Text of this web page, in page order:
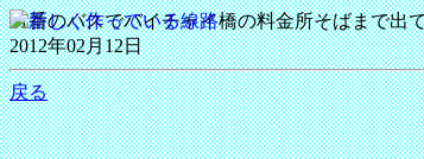
11番のバスでバイチャイ橋の料金所そばまで出
2012年02月12日
戻る